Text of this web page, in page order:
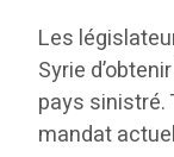
Les
Syrie
pays sinistré.
mandat